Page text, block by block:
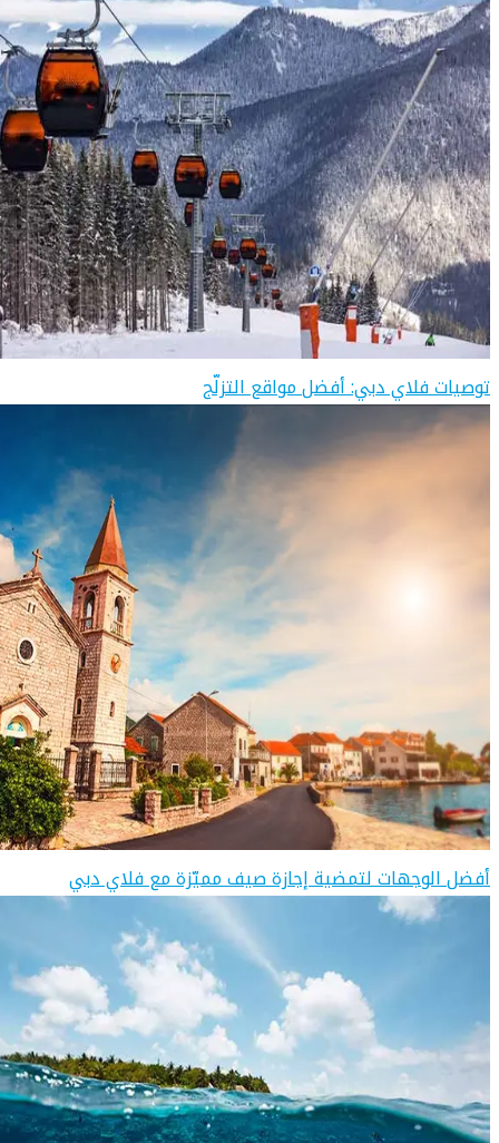
توصيات فلاي دبي: أفضل مواقع التزلّج
أفضل الوجهات لتمضية إجازة صيف مميّزة مع فلاي دبي